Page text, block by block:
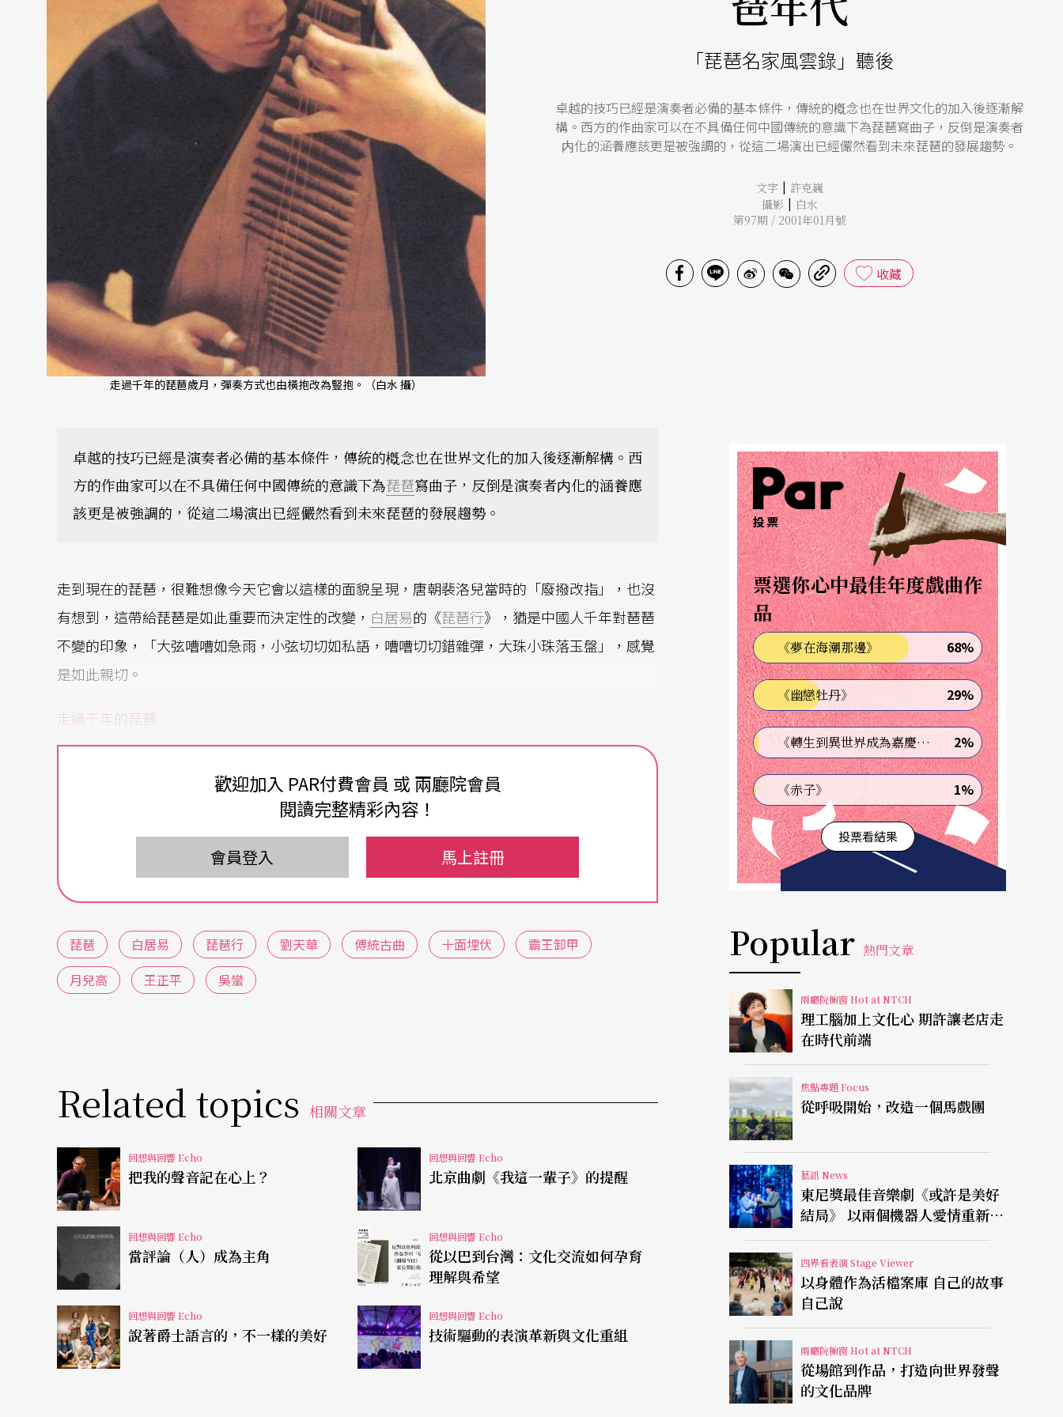
走過千年的琵琶歲月，彈奏方式也由橫抱改為豎抱。（白水 攝）
「琵琶名家風雲錄」聽後
卓越的技巧已經是演奏者必備的基本條件，傳統的槪念也在世界文化的加入後逐漸解
構。西方的作曲家可以在不具備任何中國傳統的意識下為琵琶寫曲子，反倒是演奏者
内化的涵養應該更是被強調的，從這二場演出已經儼然看到未來琵琶的發展趨勢。
文字 | 許克巍
攝影 | 白水
第97期 / 2001年01月號
收藏
卓越的技巧已經是演奏者必備的基本條件，傳統的槪念也在世界文化的加入後逐漸解構。西
方的作曲家可以在不具備任何中國傳統的意識下為琵琶寫曲子，反倒是演奏者内化的涵養應
該更是被強調的，從這二場演出已經儼然看到未來琵琶的發展趨勢。
走到現在的琵琶，很難想像今天它會以這樣的面貌呈現，唐朝裴洛兒當時的「廢撥改指」，也沒
有想到，這帶給琵琶是如此重要而決定性的改變， 白居易的《琵琶行》，猶是中國人千年對琶琶
不變的印象，「大弦嘈嘈如急雨，小弦切切如私語，嘈嘈切切錯雜彈，大珠小珠落玉盤」，感覺
是如此親切。
走過千年的琵琶
然而走過千年的今日琵琶，它眞的是整個變了一個樣，改變的不僅是彈奏方式（橫抱改豎抱，手
指代替撥子），和增加音柱（四弦四項到六相二十四品）。猶在民初，國樂大師
要改進國樂，身先士卒爲琵琶、二胡創作新作，曾幾何時，琵琶眞的走向世界。它彈的不僅僅是
》、《霸王卸甲
》等經典樂曲，在劉天華率先爲琵琶創作
《虛籟》、《改進操》、《歌舞引》三首樂曲後，他將欣慰看到，後人不僅跟著他的路子，加進
琵琶創作的行列，爲琵琶帶來豐富的新生命；更有外國人看到了琵琶，也加入了它的創作。這樣
戲劇性的改變，是白居易那時代所無法想像的，即使近在民初的劉天華，又何曾想像中西交流會
如此迅速，傳統樂器會有如此大的轉變？
同的藝術風格；其後劉天華爲琵琶創作三首樂曲，之後民間藝人瞎子阿炳再爲琵琶添了三首樂曲
《大浪淘沙》、《龍舟》、《昭君出塞》。在琵琶還未走向創作的戰國時代，琵琶的藝術就以此
範圍來論，從傳統彈琵琶的人的角度來看，這是一個完整的系統，也沒有所謂數量的問題，但當
創作的動機被強化，更多人想以琵琶爲對象，作爲他們抒發才思的工具時，傳統的界限就被打
破，原先存在、由琵琶演奏者普遍遵循的概念，不再對這些自由創作家有任何拘束，琵琶的樂曲
也就開始從傳統走向現代。
青年名家共聚一堂
從這個角度來看，十月二十三日、二十四日在國家音樂廳演出的兩場「琵琶名家音樂會」，就有
其特殊的世代意義。這兩場音樂會邀請來自世界華人地區傑出的青年琵琶演奏家齊聚一堂，有美
歡迎加入 PAR付費會員 或 兩廳院會員
閱讀完整精彩內容！
會員登入 馬上註冊
琵琶 白居易 琵琶行 劉天華 傅統古曲 十面埋伏
霸王卸甲
月兒高
王正平 吳蠻
Related topics 相關文章
回想與回響 Echo
把我的聲音記在心上？
回想與回響 Echo
北京曲劇《我這一輩子》的提醒
回想與回響 Echo
當評論（人）成為主角
回想與回響 Echo
從以巴到台灣：文化交流如何孕育
理解與希望
回想與回響 Echo
說著爵士語言的，不一樣的美好
回想與回響 Echo
技術驅動的表演革新與文化重組
投票
票選你心中最佳年度戲曲作
品
《夢在海潮那邊》 68%
《幽戀牡丹》 29%
《轉生到異世界成為嘉慶君—發現我的祖先是詐騙集團!?》 2%
《赤子》 1%
投票看結果
Popular 熱門文章
兩廳院櫥窗 Hot at NTCH
理工腦加上文化心 期許讓老店走
在時代前端
焦點專題 Focus
從呼吸開始，改造一個馬戲團
藝訊 News
東尼獎最佳音樂劇《或許是美好
結局》 以兩個機器人愛情重新凝
視有限人生
四界看表演 Stage Viewer
以身體作為活檔案庫 自己的故事
自己說
兩廳院櫥窗 Hot at NTCH
從場館到作品，打造向世界發聲
的文化品牌